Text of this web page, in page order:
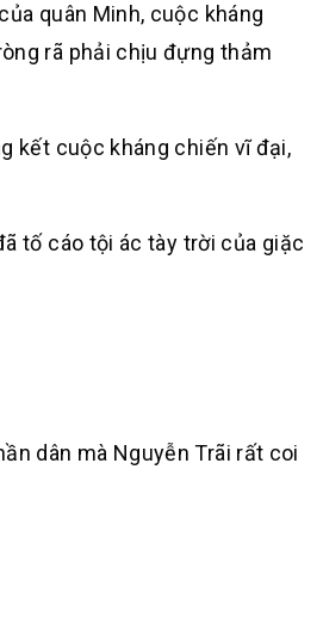
quân Minh, cuộc kháng
rã phải chịu đựng thảm
kết cuộc kháng chiến vĩ đại,
tố cáo tội ác tày trời của giặc
dân mà Nguyễn Trãi rất coi